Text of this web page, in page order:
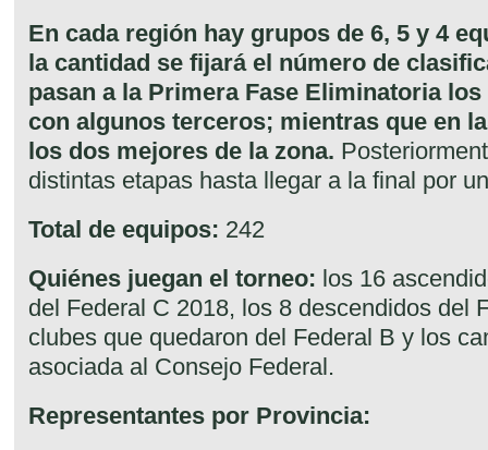
En cada región hay grupos de 6, 5 y 4
la cantidad se fijará el número de
pasan a la Primera Fase Eliminatoria
con algunos terceros; mientras que en
los dos mejores de la zona.
distintas etapas hasta llegar a la final por
Total de equipos: 242
Quiénes juegan el torneo: los 16
del Federal C 2018, los 8 descendidos del
clubes que quedaron del Federal B y los
asociada al Consejo Federal.
Representantes por Provincia: